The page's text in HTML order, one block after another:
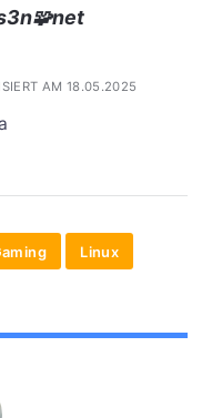
AM 18.05.2025
Linux